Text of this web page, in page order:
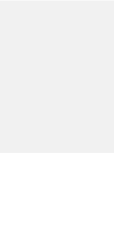
C/
(+34)